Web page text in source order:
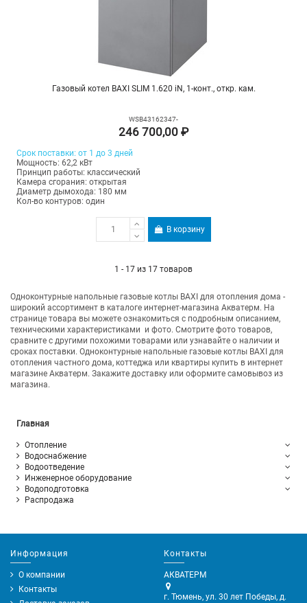
Газовый котел BAXI SLIM 1.620 iN, 1-конт., откр. кам.
WSB43162347-
246 700,00 ₽
Срок поставки: от 1 до 3 дней
Мощность: 62,2 кВт
Принцип работы: классический
Камера сгорания: открытая
Диаметр дымохода: 180 мм
Кол-во контуров: один
В корзину
1 - 17 из 17 товаров
Одноконтурные напольные газовые котлы BAXI для отопления дома -
широкий ассортимент в каталоге интернет-магазина Акватерм. На
странице товара вы можете ознакомиться с подробным описанием,
техническими характеристиками и фото. Смотрите фото товаров,
сравните с другими похожими товарами или узнавайте о наличии и
сроках поставки. Одноконтурные напольные газовые котлы BAXI для
отопления частного дома, коттеджа или квартиры купить в интернет
магазине Акватерм. Закажите доставку или оформите самовывоз из
магазина.
Главная
Отопление
Водоснабжение
Водоотведение
Инженерное оборудование
Водоподготовка
Распродажа
Информация
О компании
Контакты
Контакты
АКВАТЕРМ
г. Тюмень, ул. 30 лет Победы, д.